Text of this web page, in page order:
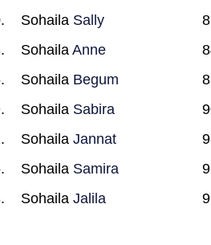
Sohaila Sally
Sohaila Anne
Sohaila Begum
Sohaila Sabira
Sohaila Jannat
Sohaila Samira
Sohaila Jalila